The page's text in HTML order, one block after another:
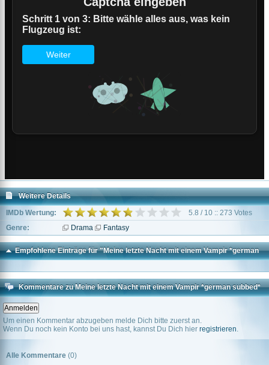
Weitere Details
IMDb Wertung:
5.8 / 10 :: 273 Votes
Genre:
Drama Fantasy
Empfohlene Einträge für "Meine letzte Nacht mit einem Vampir *german
Kommentare zu Meine letzte Nacht mit einem Vampir *german subbed*
Um einen Kommentar abzugeben melde Dich bitte zuerst an.
Wenn Du noch kein Konto bei uns hast, kannst Du Dich hier registrieren.
Alle Kommentare (0)